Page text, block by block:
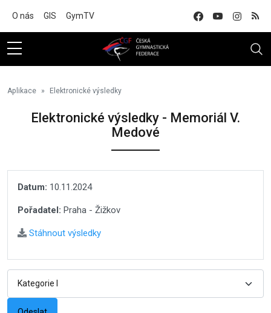
O nás GIS GymTV
Aplikace Elektronické výsledky
Elektronické výsledky - Memoriál V.
Medové
Datum: 10.11.2024
Pořadatel: Praha - Žižkov
Stáhnout výsledky